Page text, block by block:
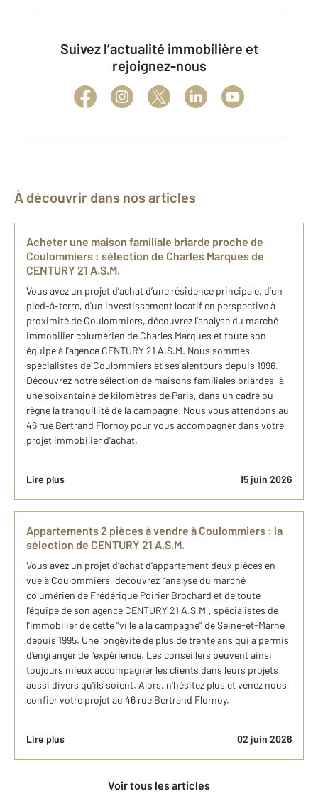
Suivez l’actualité immobilière et
rejoignez-nous
À découvrir dans nos articles
Acheter une maison familiale briarde proche de
Coulommiers : sélection de Charles Marques de
CENTURY 21 A.S.M.
Vous avez un projet d’achat d’une résidence principale, d’un
pied-à-terre, d'un investissement locatif en perspective à
proximité de Coulommiers, découvrez l’analyse du marché
immobilier columérien de Charles Marques et toute son
équipe à l'agence CENTURY 21 A.S.M. Nous sommes
spécialistes de Coulommiers et ses alentours depuis 1996.
Découvrez notre sélection de maisons familiales briardes, à
une soixantaine de kilomètres de Paris, dans un cadre où
règne la tranquillité de la campagne. Nous vous attendons au
46 rue Bertrand Flornoy pour vous accompagner dans votre
projet immobilier d'achat.
Lire plus 15 juin 2026
Appartements 2 pièces à vendre à Coulommiers : la
sélection de CENTURY 21 A.S.M.
Vous avez un projet d’achat d'appartement deux pièces en
vue à Coulommiers, découvrez l’analyse du marché
columérien de Frédérique Poirier Brochard et de toute
l'équipe de son agence CENTURY 21 A.S.M., spécialistes de
l'immobilier de cette "ville à la campagne" de Seine-et-Marne
depuis 1995. Une longévité de plus de trente ans qui a permis
d'engranger de l'expérience. Les conseillers peuvent ainsi
toujours mieux accompagner les clients dans leurs projets
aussi divers qu'ils soient. Alors, n'hésitez plus et venez nous
confier votre projet au 46 rue Bertrand Flornoy.
Lire plus 02 juin 2026
Voir tous les articles